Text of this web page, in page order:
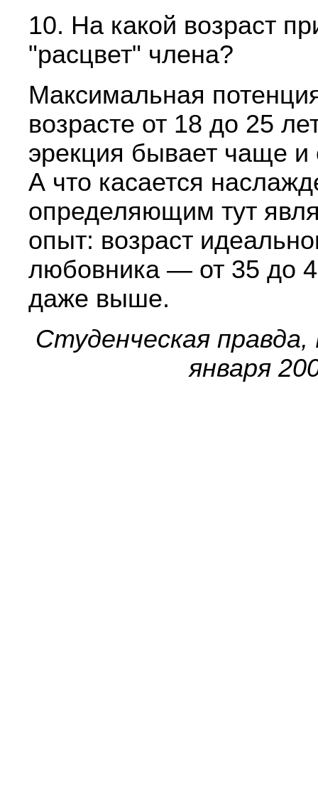
10. На какой возраст
"расцвет" члена?
Максимальная
возрасте от 18 до 25
эрекция бывает чаще и
А что касается
определяющим тут
опыт: возраст
любовника — от 35 до
даже выше.
Студенческая
января